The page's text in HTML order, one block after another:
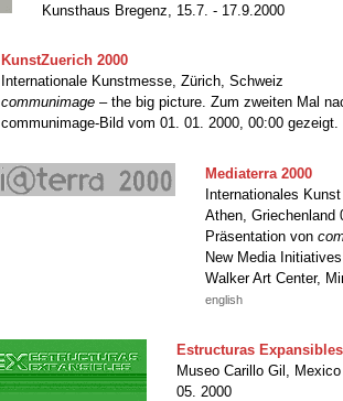
Kunsthaus Bregenz, 15.7. - 17.9.2000
KunstZuerich 2000
Internationale Kunstmesse, Zürich, Schweiz
communimage – the big picture. Zum zweiten Mal
communimage-Bild vom 01. 01. 2000, 00:00 gezeigt.
Mediaterra 2000
Internationales
Athen, Griechenland
Präsentation von
New Media
Walker Art Center,
english
Estructuras Expansibles
Museo Carillo Gil,
05. 2000